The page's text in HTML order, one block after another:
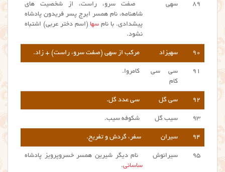
۸۹ سهی
صفت سرو، راست، از شخصیت های
شاهنامه، نام همسر ایرج پسر فریدون پادشاه
پیشدادی. با نام سها(اسم دختر عربی) اشتباه
نشود.
۹۰ سهیزاد مرکب از سهی (صفت سرو، راست) + زاد.
۹۱
سی سی
کام
کامروا.
۹۲ سی گل سی عدد گل.
۹۳ سیب گل شکوفه سیب.
۹۴ سیران سفر، گردش و تفریح.
۹۵ سیرانوش
نام دیگر شیرین همسر خسروپرویز پادشاه
ساسانی.